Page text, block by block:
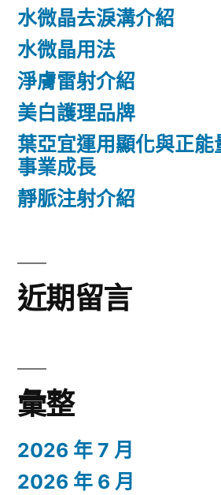
水微晶去淚溝介紹
水微晶用法
淨膚雷射介紹
美白護理品牌
葉亞宜運用顯化與正
事業成長
靜脈注射介紹
近期留言
彙整
2026 年 7 月
2026 年 6 月